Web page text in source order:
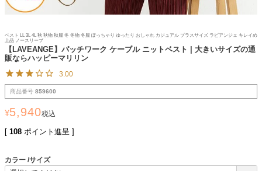
ベスト LL 3L 4L 秋 秋物 秋服 冬 冬物 冬服 ぽっちゃり ゆったり おしゃれ カジュアル プラスサイズ ラビアンジェ キレイめ
上品 ノースリーブ
【LAVEANGE】パッチワーク ケーブル ニットベスト | 大きいサイズの通
販ならハッピーマリリン
3.00
商品番号 859600
¥5,940税込
[ 108 ポイント進呈 ]
カラー サイズ